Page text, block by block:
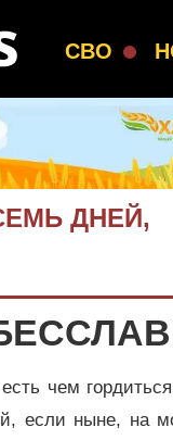
СВО
ДНЕЙ,
чем
если ныне, на